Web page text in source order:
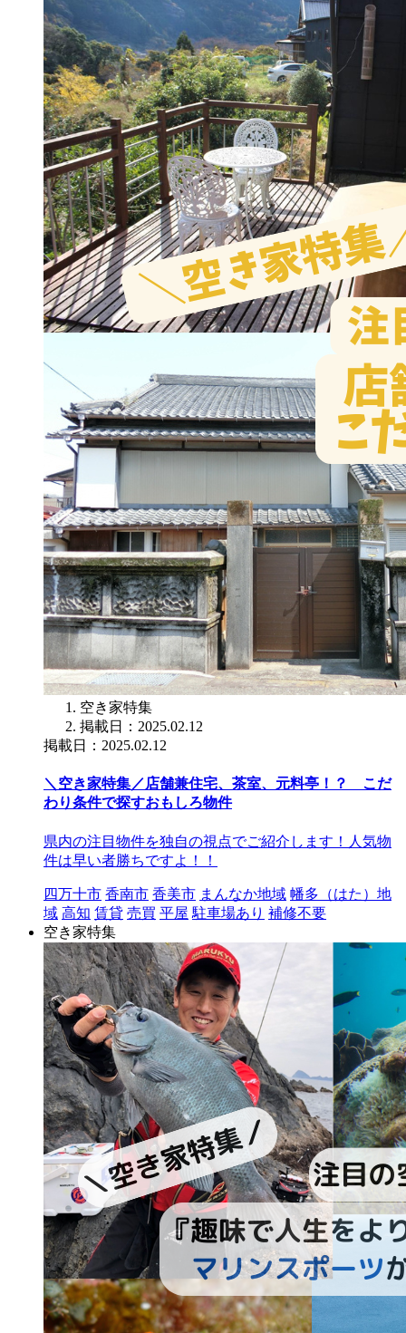
空き家特集
掲載日：2025.02.12
掲載日：2025.02.12
＼空き家特集／店舗兼住宅、茶室、元料亭！？ こだ
わり条件で探すおもしろ物件
県内の注目物件を独自の視点でご紹介します！人気物
件は早い者勝ちですよ！！
四万十市 香南市 香美市 まんなか地域 幡多（はた）地
域 高知 賃貸 売買 平屋 駐車場あり 補修不要
空き家特集